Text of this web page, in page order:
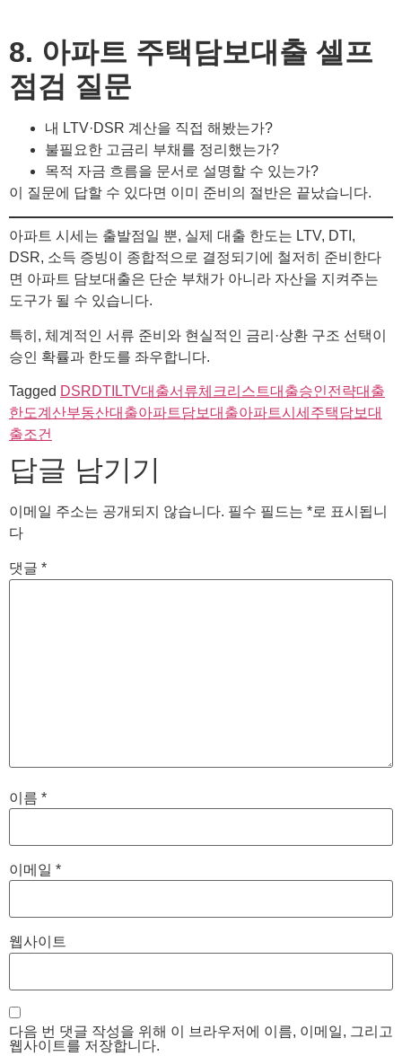
8. 아파트 주택담보대출 셀프
점검 질문
내 LTV·DSR 계산을 직접 해봤는가?
불필요한 고금리 부채를 정리했는가?
목적 자금 흐름을 문서로 설명할 수 있는가?
이 질문에 답할 수 있다면 이미 준비의 절반은 끝났습니다.
아파트 시세는 출발점일 뿐, 실제 대출 한도는 LTV, DTI,
DSR, 소득 증빙이 종합적으로 결정되기에 철저히 준비한다
면 아파트 담보대출은 단순 부채가 아니라 자산을 지켜주는
도구가 될 수 있습니다.
특히, 체계적인 서류 준비와 현실적인 금리·상환 구조 선택이
승인 확률과 한도를 좌우합니다.
Tagged DSRDTI LTV대출서류체크리스트대출승인전략대출
한도계산부동산대출아파트담보대출아파트시세 주택담보대
출조건
답글 남기기
이메일 주소는 공개되지 않습니다. 필수 필드는 *로 표시됩니
다
댓글 *
이름 *
이메일 *
웹사이트
다음 번 댓글 작성을 위해 이 브라우저에 이름, 이메일, 그리고
웹사이트를 저장합니다.